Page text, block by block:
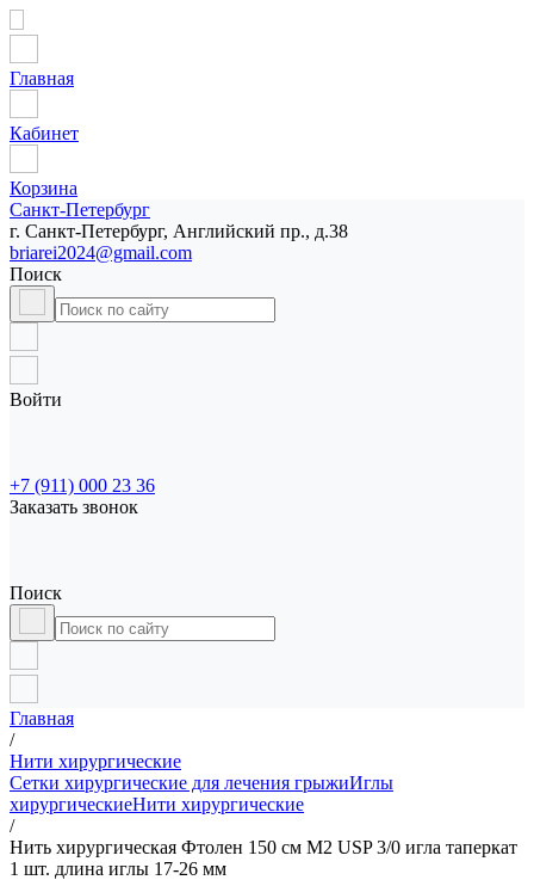
Главная
Кабинет
Корзина
Санкт-Петербург
г. Санкт-Петербург, Английский пр., д.38
briarei2024@gmail.com
Поиск
Войти
+7 (911) 000 23 36
Заказать звонок
Поиск
Главная
/
Нити хирургические
Сетки хирургические для лечения грыжиИглы
хирургическиеНити хирургические
/
Нить хирургическая Фтолен 150 см М2 USP 3/0 игла таперкат
1 шт. длина иглы 17-26 мм